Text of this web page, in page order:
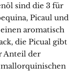
sind die 3 für
Picaul und
aromatisch
die Picual gibt
Anteil der
mallorquinischen